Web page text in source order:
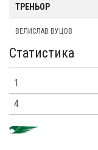
ТРЕНЬОР
ВЕЛИСЛАВ ВУЦОВ
Статистика
1
4